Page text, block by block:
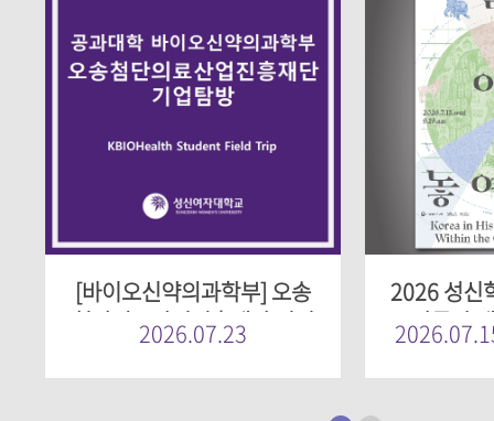
[바이오신약의과학부] 오송
첨단의료산업진흥재단 기업
탐방
2026.07.23
2026 성신
·박물관
특별전 《